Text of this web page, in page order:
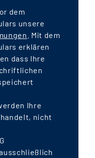
dem
unsere
. Mit dem
erklären
dass Ihre
Ihre
nicht